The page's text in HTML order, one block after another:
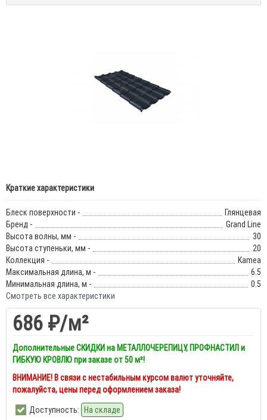
Краткие характеристики
Блеск поверхности -
Глянцевая
Бренд -
Grand Line
Высота волны, мм -
30
Высота ступеньки, мм -
20
Коллекция -
Kamea
Максимальная длина, м -
6.5
Минимальная длина, м -
0.5
Смотреть все характеристики
686 ₽/м²
Дополнительные СКИДКИ на МЕТАЛЛОЧЕРЕПИЦУ, ПРОФНАСТИЛ и
ГИБКУЮ КРОВЛЮ при заказе от 50 м²!
ВНИМАНИЕ! В связи с нестабильным курсом валют уточняйте,
пожалуйста, цены перед оформлением заказа!
Доступность: На складе